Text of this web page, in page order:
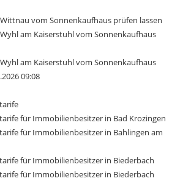
vom Sonnenkaufhaus prüfen lassen
am Kaiserstuhl vom Sonnenkaufhaus
am Kaiserstuhl vom Sonnenkaufhaus
09:08
für Immobilienbesitzer in Bad Krozingen
für Immobilienbesitzer in Bahlingen am
für Immobilienbesitzer in Biederbach
für Immobilienbesitzer in Biederbach